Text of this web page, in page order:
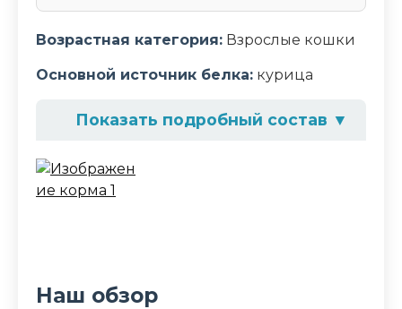
Возрастная категория: Взрослые кошки
Основной источник белка: курица
Показать подробный состав ▼
Состав корма
Белки животного происхождения
сухое цельное яйцо,
Наш обзор